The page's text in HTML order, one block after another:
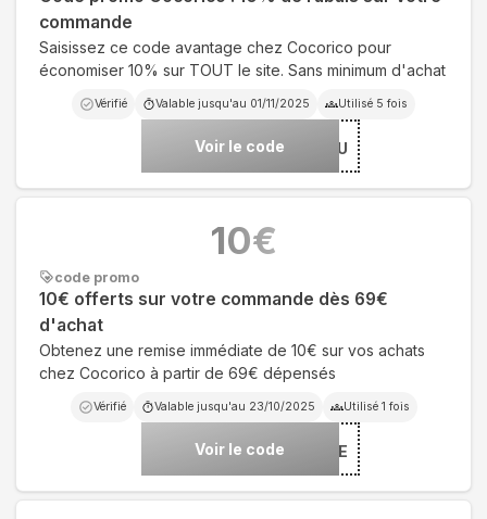
commande
Saisissez ce code avantage chez Cocorico pour
économiser 10% sur TOUT le site. Sans minimum d'achat
Vérifié Valable jusqu'au 01/11/2025 Utilisé 5 fois
Voir le code***O-2910PU
code promo
10€ offerts sur votre commande dès 69€
d'achat
Obtenez une remise immédiate de 10€ sur vos achats
chez Cocorico à partir de 69€ dépensés
Vérifié Valable jusqu'au 23/10/2025 Utilisé 1 fois
Voir le code***LETTE
10€